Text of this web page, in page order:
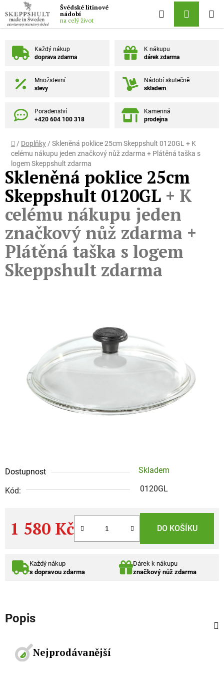
Přejít na obsah
Švédské litinové
nádobí
na celý život
Hledat
Každý nákup
doprava zdarma
K nákupu
dárek zdarma
Množstevní
slevy
Nádobí skutečně
skladem
Poradenství
+420 604 100 318
Kamenná
prodejna
Domů
/ Doplňky / Skleněná poklice 25cm Skeppshult 0120GL + K
celému nákupu jeden značkový nůž zdarma + Plátěná taška s
logem Skeppshult zdarma
Dostupnost Skladem
Kód: 0120GL
1 580 Kč DO KOŠÍKU
Každý nákup
s dopravou zdarma
Dárek k nákupu
značkový nůž zdarma
Skleněná poklice 25cm
Skeppshult 0120GL + K
celému nákupu jeden
značkový nůž zdarma +
Plátěná taška s logem
Skeppshult zdarma
Popis
Nejprodávanější